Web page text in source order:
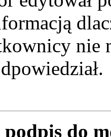
nie
do